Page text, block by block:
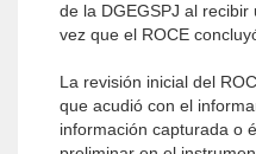
de la DGEGSPJ al
vez que el ROCE
La revisión inicial del
que acudió con el
información capturada o